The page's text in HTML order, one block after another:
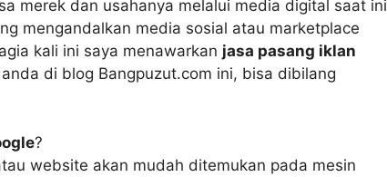
merek dan usahanya melalui media digital saat ini
mengandalkan media sosial atau marketplace
kali ini saya menawarkan jasa pasang iklan
di blog Bangpuzut.com ini, bisa dibilang
?
website akan mudah ditemukan pada mesin